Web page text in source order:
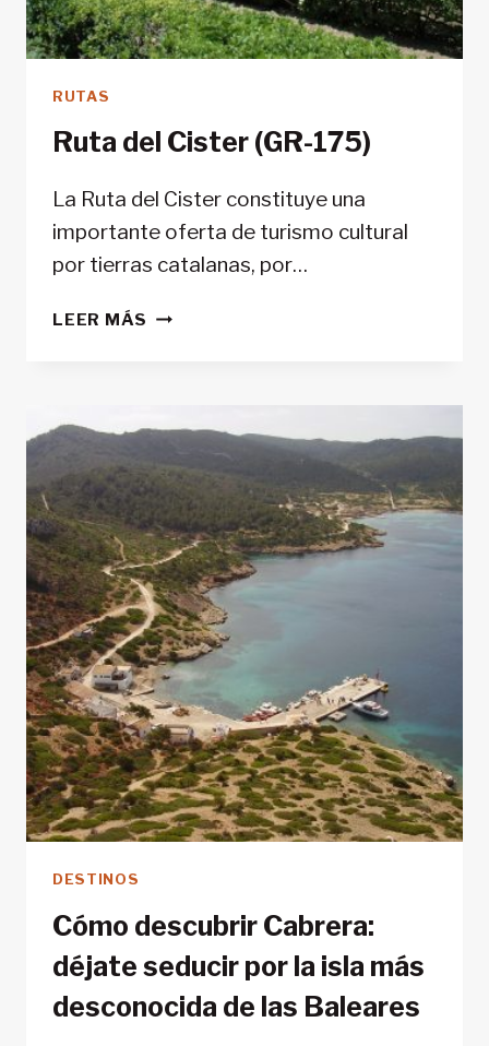
RUTAS
Ruta del Cister (GR-175)
La Ruta del Cister constituye una
importante oferta de turismo cultural
por tierras catalanas, por…
LEER MÁS RUTA
DESTINOS
Cómo descubrir Cabrera:
déjate seducir por la isla más
desconocida de las Baleares